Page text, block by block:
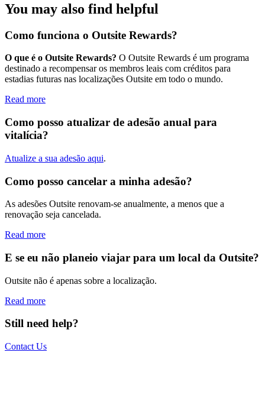
You may also find helpful
Como funciona o Outsite Rewards?
O que é o Outsite Rewards? O Outsite Rewards é um programa
destinado a recompensar os membros leais com créditos para
estadias futuras nas localizações Outsite em todo o mundo.
Read more
Como posso atualizar de adesão anual para
vitalícia?
Atualize a sua adesão aqui.
Como posso cancelar a minha adesão?
As adesões Outsite renovam-se anualmente, a menos que a
renovação seja cancelada.
Read more
E se eu não planeio viajar para um local da Outsite?
Outsite não é apenas sobre a localização.
Read more
Still need help?
Contact Us